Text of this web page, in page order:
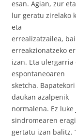
esan. Agian, zur eta
lur geratu zirelako
eta
errealizatzailea,
erreakzionatzeko
izan. Eta ulergarria
espontaneoaren
sketcha.
daukan azalpenik
normalena. Ez
sindromearen
gertatu izan balitz.